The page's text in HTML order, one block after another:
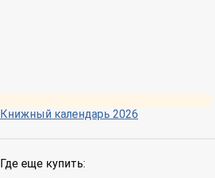
Книжный календарь 2026
Где еще купить: